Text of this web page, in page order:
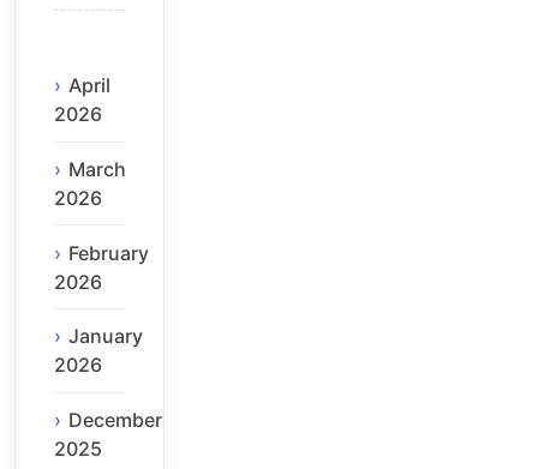
April
2026
March
2026
February
2026
January
2026
December
2025